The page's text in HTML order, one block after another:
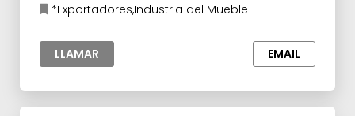
*Exportadores,Industria del Mueble
LLAMAR EMAIL